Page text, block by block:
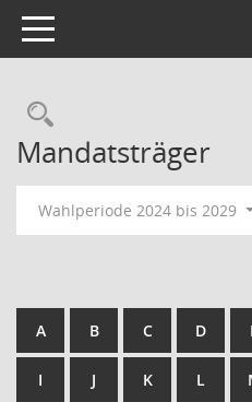
Toggle navigation
Mandatsträger
Wahlperiode 2024 bis 2029
A B C D
I J K L